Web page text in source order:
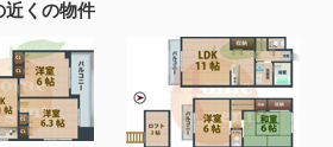
近くの物件